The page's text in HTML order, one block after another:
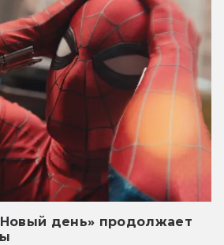
день» продолжает